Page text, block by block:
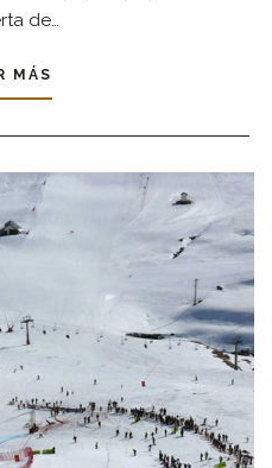
de…
MÁS